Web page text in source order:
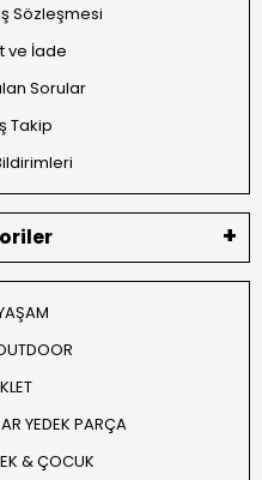
Sözleşmesi
ve İade
Sorular
Takip
YEDEK PARÇA
& ÇOCUK